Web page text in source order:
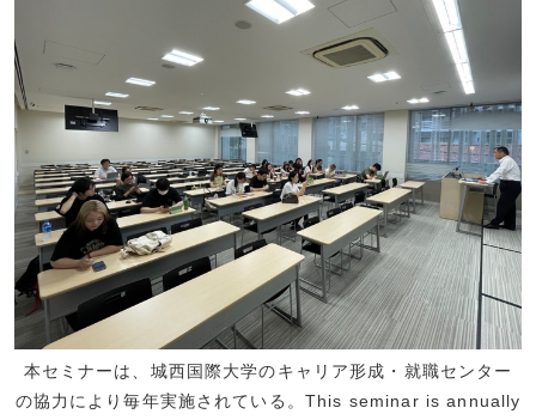
本セミナーは、城西国際大学のキャリア形成・就職センター
の協力により毎年実施されている。This seminar is annually